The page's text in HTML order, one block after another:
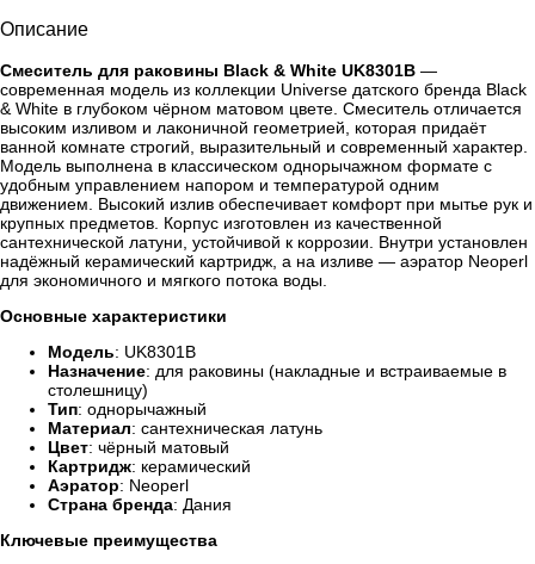
Описание
Смеситель для раковины Black & White UK8301B —
современная модель из коллекции Universe датского бренда Black
& White в глубоком чёрном матовом цвете. Смеситель отличается
высоким изливом и лаконичной геометрией, которая придаёт
ванной комнате строгий, выразительный и современный характер.
Модель выполнена в классическом однорычажном формате с
удобным управлением напором и температурой одним
движением. Высокий излив обеспечивает комфорт при мытье рук и
крупных предметов. Корпус изготовлен из качественной
сантехнической латуни, устойчивой к коррозии. Внутри установлен
надёжный керамический картридж, а на изливе — аэратор Neoperl
для экономичного и мягкого потока воды.
Основные характеристики
Модель: UK8301B
Назначение: для раковины (накладные и встраиваемые в
столешницу)
Тип: однорычажный
Материал: сантехническая латунь
Цвет: чёрный матовый
Картридж: керамический
Аэратор: Neoperl
Страна бренда: Дания
Ключевые преимущества